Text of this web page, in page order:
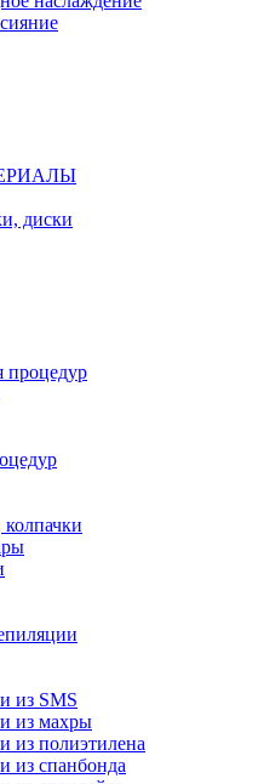
диски
процедур
из SMS
из махры
из полиэтилена
из спанбонда